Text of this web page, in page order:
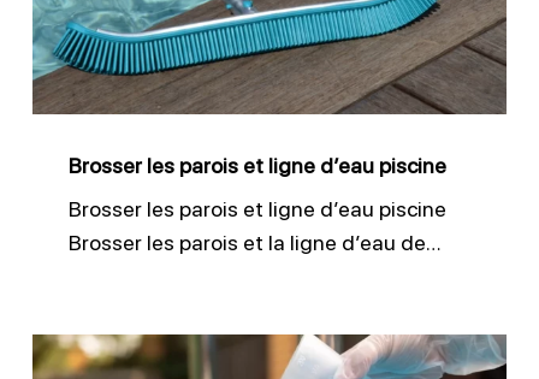
ligne
d’eau
piscine
Brosser les parois et ligne d’eau piscine
Brosser les parois et ligne d’eau piscine
Brosser les parois et la ligne d’eau de…
Désinfecter